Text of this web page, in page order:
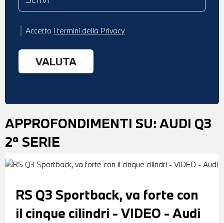
Accetto i termini della Privacy
APPROFONDIMENTI SU: AUDI Q3
2ª SERIE
RS Q3 Sportback, va forte con
il cinque cilindri - VIDEO - Audi